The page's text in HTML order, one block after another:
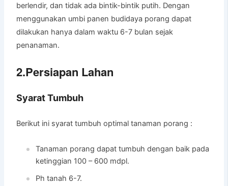
berlendir, dan tidak ada bintik-bintik putih. Dengan
menggunakan umbi panen budidaya porang dapat
dilakukan hanya dalam waktu 6-7 bulan sejak
penanaman.
2.Persiapan Lahan
Syarat Tumbuh
Berikut ini syarat tumbuh optimal tanaman porang :
Tanaman porang dapat tumbuh dengan baik pada
ketinggian 100 – 600 mdpl.
Ph tanah 6-7.